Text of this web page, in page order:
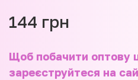
144 грн
Щоб побачити оптову
зареєструйтеся на